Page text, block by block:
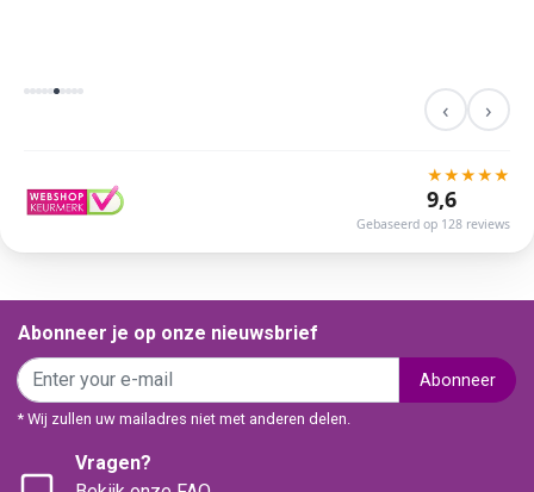
‹ ›
★★★★★
9,6
Gebaseerd op 128 reviews
Abonneer je op onze nieuwsbrief
Abonneer
* Wij zullen uw mailadres niet met anderen delen.
Vragen?